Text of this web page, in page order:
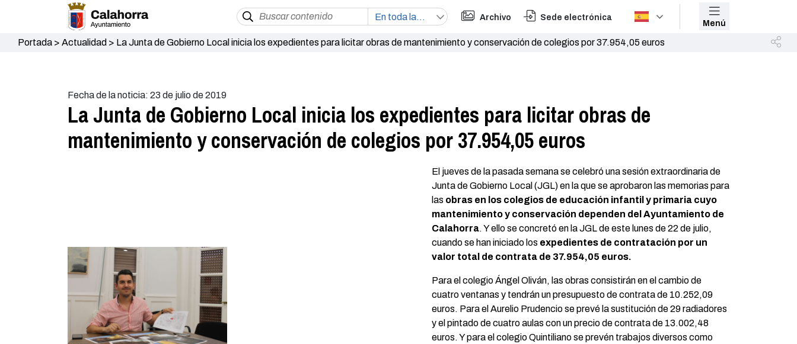
Archivo Sede electrónica
Menú
Portada> Actualidad > La Junta de Gobierno Local inicia los expedientes para licitar obras de mantenimiento y conservación de colegios por 37.954,05 euros
Fecha de la noticia: 23 de julio de 2019
La Junta de Gobierno Local inicia los expedientes para licitar obras de
mantenimiento y conservación de colegios por 37.954,05 euros
El jueves de la pasada semana se celebró una sesión extraordinaria de
Junta de Gobierno Local (JGL) en la que se aprobaron las memorias para
las obras en los colegios de educación infantil y primaria cuyo
mantenimiento y conservación dependen del Ayuntamiento de
Calahorra. Y ello se concretó en la JGL de este lunes de 22 de julio,
cuando se han iniciado los expedientes de contratación por un
valor total de contrata de 37.954,05 euros.
Para el colegio Ángel Oliván, las obras consistirán en el cambio de
cuatro ventanas y tendrán un presupuesto de contrata de 10.252,09
euros. Para el Aurelio Prudencio se prevé la sustitución de 29 radiadores
y el pintado de cuatro aulas con un precio de contrata de 13.002,48
euros. Y para el colegio Quintiliano se prevén trabajos diversos como